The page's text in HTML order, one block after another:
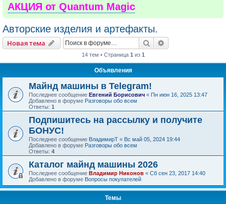
АКЦИЯ от Quantum Magic
Авторские изделия и артефакты.
Новая тема Поиск
14 тем • Страница 1 из 1
Объявления
Майнд машины в Telegram!
Последнее сообщение Евгений Борисович « Пн июн 16, 2025 13:47
Добавлено в форуме Разговоры обо всем
Ответы: 1
Подпишитесь на рассылку и получите
БОНУС!
Последнее сообщение ВладимирТ « Вс май 05, 2024 19:44
Добавлено в форуме Разговоры обо всем
Ответы: 4
Каталог майнд машины 2026
Последнее сообщение Владимир Никонов « Сб сен 23, 2017 14:40
Добавлено в форуме Вопросы покупателей
Темы